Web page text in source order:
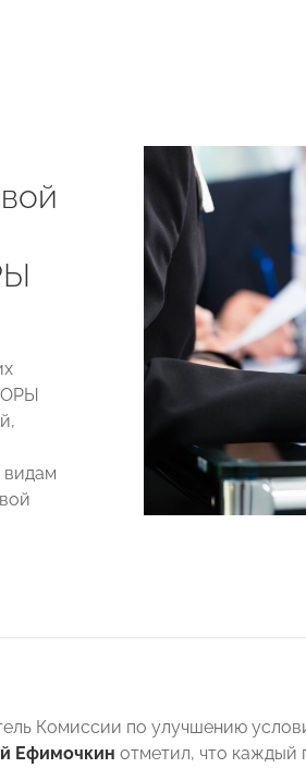
видам
Комиссии по улучшению
Ефимочкин отметил, что каждый